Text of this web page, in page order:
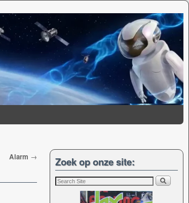
Alarm → Zoek op onze site: